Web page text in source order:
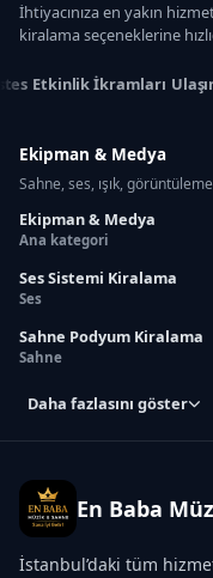
İhtiyacınıza en yakın
kiralama seçeneklerine
Etkinlik İkramları
Ekipman & Medya
Sahne, ses, ışık,
Ekipman & Medya
Ana kategori
Ses Sistemi Kiralama
Ses
Sahne Podyum Kiralama
Sahne
Daha fazlasını göster
En Baba
İstanbul’daki tüm